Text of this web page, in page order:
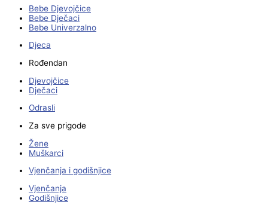
Bebe Djevojčice
Bebe Dječaci
Bebe Univerzalno
Djeca
Rođendan
Djevojčice
Dječaci
Odrasli
Za sve prigode
Žene
Muškarci
Vjenčanja i godišnjice
Vjenčanja
Godišnjice